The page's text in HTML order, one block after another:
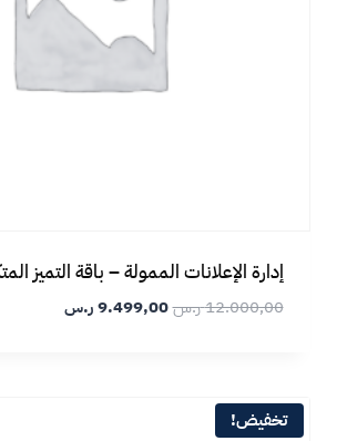
إدارة الإعلانات الممولة – باقة التميز
12.000,00ر.س9.499,00 ر.س
تخفيض!